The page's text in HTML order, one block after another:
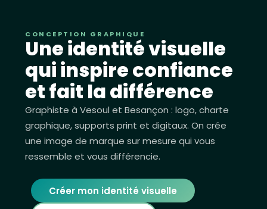
CONCEPTION GRAPHIQUE
Une identité visuelle
qui inspire confiance
et fait la différence
Graphiste à Vesoul et Besançon : logo, charte
graphique, supports print et digitaux. On crée
une image de marque sur mesure qui vous
ressemble et vous différencie.
Créer mon identité visuelle